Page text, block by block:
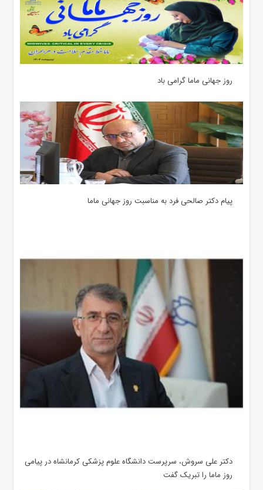
روز جهانی ماما گرامی باد
پیام دکتر صالحی فرد به مناسبت روز جهانی ماما
دکتر علی سروش، سرپرست دانشگاه علوم پزشکی کرمانشاه در پیامی
روز ماما را تبریک گفت